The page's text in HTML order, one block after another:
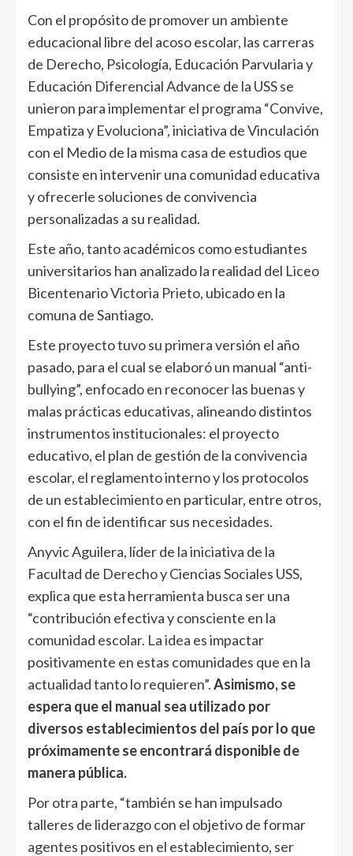
Con el propósito de promover un ambiente
educacional libre del acoso escolar, las carreras
de Derecho, Psicología, Educación Parvularia y
Educación Diferencial Advance de la USS se
unieron para implementar el programa “Convive,
Empatiza y Evoluciona”, iniciativa de Vinculación
con el Medio de la misma casa de estudios que
consiste en intervenir una comunidad educativa
y ofrecerle soluciones de convivencia
personalizadas a su realidad.
Este año, tanto académicos como estudiantes
universitarios han analizado la realidad del Liceo
Bicentenario Victoria Prieto, ubicado en la
comuna de Santiago.
Este proyecto tuvo su primera versión el año
pasado, para el cual se elaboró un manual “anti-
bullying”, enfocado en reconocer las buenas y
malas prácticas educativas, alineando distintos
instrumentos institucionales: el proyecto
educativo, el plan de gestión de la convivencia
escolar, el reglamento interno y los protocolos
de un establecimiento en particular, entre otros,
con el fin de identificar sus necesidades.
Anyvic Aguilera, líder de la iniciativa de la
Facultad de Derecho y Ciencias Sociales USS,
explica que esta herramienta busca ser una
“contribución efectiva y consciente en la
comunidad escolar. La idea es impactar
positivamente en estas comunidades que en la
actualidad tanto lo requieren”.Asimismo, se
espera que el manual sea utilizado por
diversos establecimientos del país por lo que
próximamente se encontrará disponible de
manera pública.
Por otra parte, “también se han impulsado
talleres de liderazgo con el objetivo de formar
agentes positivos en el establecimiento, ser